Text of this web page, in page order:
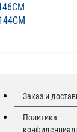
Заказ и
Политика